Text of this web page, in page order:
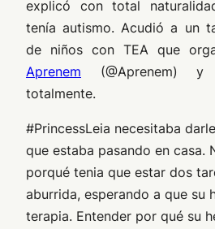
explicó con total
tenía autismo. Acudió a un
de niños con TEA que
Aprenem (@Aprenem) y
totalmente.
#PrincessLeia necesitaba
que estaba pasando en casa.
porqué tenia que estar dos
aburrida, esperando a que su
terapia. Entender por qué su